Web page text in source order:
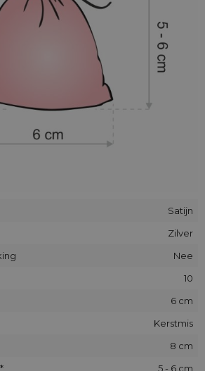
Satijn
Zilver
Nee
10
6 cm
Kerstmis
8 cm
5 - 6 cm